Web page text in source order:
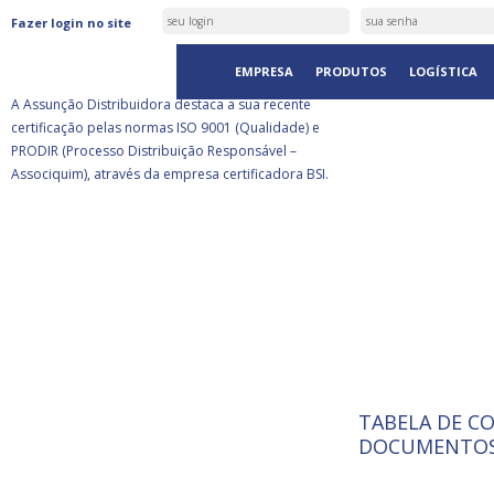
Fazer login no site
EMPRESA PRODUTOS LOGÍSTICA
ASSUNÇÃO DISTRIBUIDORA É
CERTIFICADA PELA BSI
A Assunção Distribuidora destaca a sua recente
certificação pelas normas ISO 9001 (Qualidade) e
PRODIR (Processo Distribuição Responsável –
Associquim), através da empresa certificadora BSI.
ISO 9001:
A
TABELA DE